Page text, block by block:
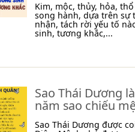
Kim, mộc, thủy, hỏa,
song hành, dựa trên sự
nhận, tách rời yếu tố
sinh, tương khắc,...
Sao Thái Dương
năm sao chiếu
Sao Thái Dương được